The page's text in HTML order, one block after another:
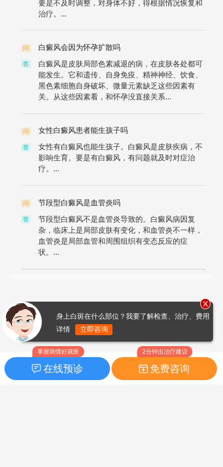
要是不及时调整，对身体不好，得根据情况恢复和
治疗。...
问 白癜风会因为怀孕扩散吗
答
白癜风是皮肤局部色素减退的病，在皮肤各处都可
能发生。它和遗传、自身免疫、精神神经、饮食、
黑色素细胞自身破坏、微量元素缺乏这些因素有
关。从这些因素看，和怀孕没直接关系...
问 女性白癜风患者能生孩子吗
答
女性有白癜风也能生孩子。白癜风是皮肤疾病，不
影响生育。要是有白癜风，有问题就及时对症治
疗。...
问 节段型白癜风是血管炎吗
答
节段型白癜风不是血管炎导致的。白癜风病因复
杂，临床上是局部皮肤有变化，和血管炎不一样，
血管炎是局部血管和周围组织有变态反应的症
状。...
掌握病情好就医
在线预诊
2分钟出治疗建议
免费咨询
身上白斑在什么部位？我要了解检查、治疗、费用
详情
立即咨询